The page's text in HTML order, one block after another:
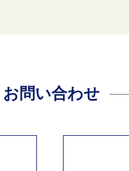
お問い合わせ